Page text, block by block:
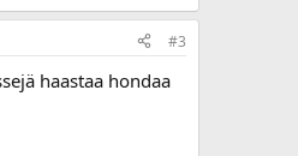
#3
haastaa hondaa